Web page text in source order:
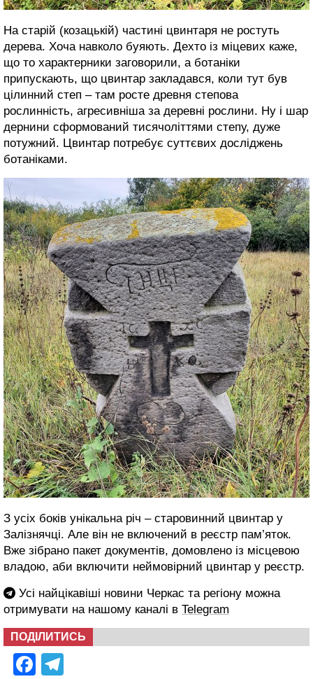
На старій (козацькій) частині цвинтаря не ростуть
дерева. Хоча навколо буяють. Дехто із міцевих каже,
що то характерники заговорили, а ботаніки
припускають, що цвинтар закладався, коли тут був
цілинний степ – там росте древня степова
рослинність, агресивніша за деревні рослини. Ну і шар
дернини сформований тисячоліттями степу, дуже
потужний. Цвинтар потребує суттєвих досліджень
ботаніками.
З усіх боків унікальна річ – старовинний цвинтар у
Залізнячці. Але він не включений в реєстр пам’яток.
Вже зібрано пакет документів, домовлено із місцевою
владою, аби включити неймовірний цвинтар у реєстр.
Усі найцікавіші новини Черкас та регіону можна
отримувати на нашому каналі в Telegram
ПОДІЛИТИСЬ
Facebook